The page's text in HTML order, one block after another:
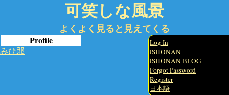
可笑しな風景
よくよく見ると見えてくる
Profile
みひ郎
Log In
iSHONAN
iSHONAN BLOG
Forgot Password
Register
日本語